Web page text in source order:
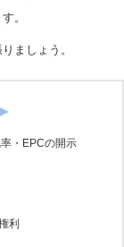
。
ましょう。
・EPCの開示
利